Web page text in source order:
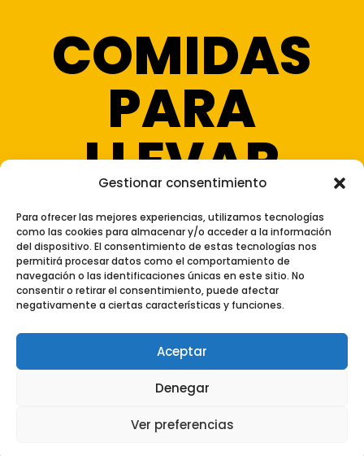
Gestionar consentimiento
Para ofrecer las mejores experiencias, utilizamos tecnologías
como las cookies para almacenar y/o acceder a la información
del dispositivo. El consentimiento de estas tecnologías nos
permitirá procesar datos como el comportamiento de
navegación o las identificaciones únicas en este sitio. No
consentir o retirar el consentimiento, puede afectar
negativamente a ciertas características y funciones.
Aceptar
Denegar
Ver preferencias
COMIDAS
PARA
LLEVAR
Aviso Legal|Política de Privacidad
|Política de Cookies|Configuración de
Diseño:Coto Consulting